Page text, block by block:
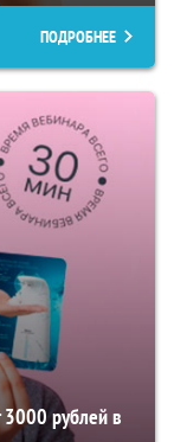
ПОДРОБНЕЕ
3000 рублей в